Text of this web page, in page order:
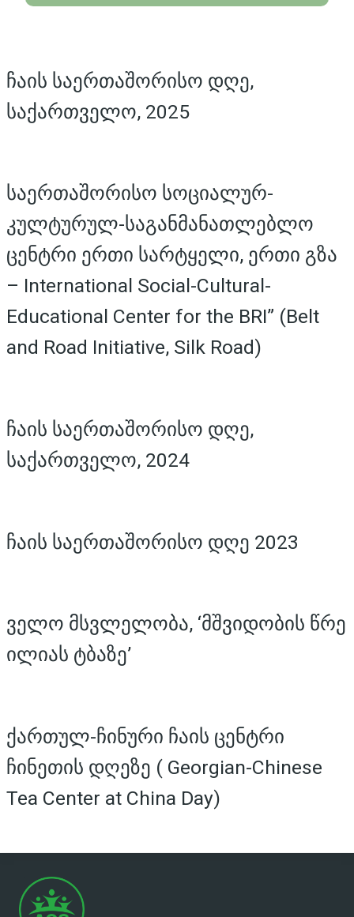
ჩაის საერთაშორისო დღე,
საქართველო, 2025
საერთაშორისო სოციალურ-
კულტურულ-საგანმანათლებლო
ცენტრი ერთი სარტყელი, ერთი გზა
– International Social-Cultural-
Educational Center for the BRI” (Belt
and Road Initiative, Silk Road)
ჩაის საერთაშორისო დღე,
საქართველო, 2024
ჩაის საერთაშორისო დღე 2023
ველო მსვლელობა, ‘მშვიდობის წრე
ილიას ტბაზე’
ქართულ-ჩინური ჩაის ცენტრი
ჩინეთის დღეზე ( Georgian-Chinese
Tea Center at China Day)